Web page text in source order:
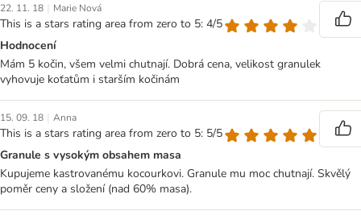
22. 11. 18 | Marie Nová
This is a stars rating area from zero to 5: 4/5
Hodnocení
Mám 5 kočin, všem velmi chutnají. Dobrá cena, velikost granulek
vyhovuje koťatům i starším kočinám
15. 09. 18 | Anna
This is a stars rating area from zero to 5: 5/5
Granule s vysokým obsahem masa
Kupujeme kastrovanému kocourkovi. Granule mu moc chutnají. Skvělý
poměr ceny a složení (nad 60% masa).